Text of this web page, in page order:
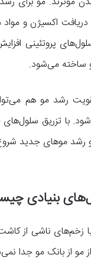
اکسیژن و مواد
سلول‌های پروتئینی
ساخته می‌شود.
رشد مو هم
با تزریق
رشد موهای جدید
بنیادی
زخم‌های ناشی از
مو از بانک مو جدا